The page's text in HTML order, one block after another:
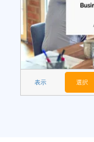
表示 選択